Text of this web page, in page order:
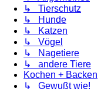
↳ Tierschutz
↳ Hunde
↳ Katzen
↳ Vögel
↳ Nagetiere
↳ andere Tiere
Kochen + Backen
↳ Gewußt wie!